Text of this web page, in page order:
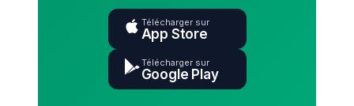
Télécharger sur
App Store
Télécharger sur
Google Play